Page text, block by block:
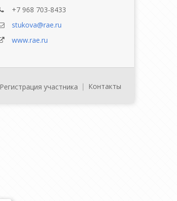
+7 968 703-8433
stukova@rae.ru
www.rae.ru
Регистрация участника Контакты